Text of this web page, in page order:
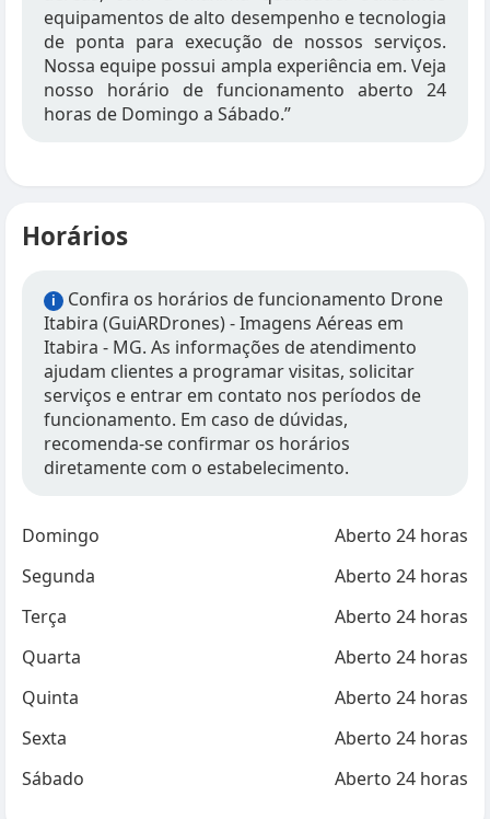
equipamentos de alto desempenho e tecnologia
de ponta para execução de nossos serviços.
Nossa equipe possui ampla experiência em. Veja
nosso horário de funcionamento aberto 24
horas de Domingo a Sábado.”
Horários
i
Confira os horários de funcionamento Drone
Itabira (GuiARDrones) - Imagens Aéreas em
Itabira - MG. As informações de atendimento
ajudam clientes a programar visitas, solicitar
serviços e entrar em contato nos períodos de
funcionamento. Em caso de dúvidas,
recomenda-se confirmar os horários
diretamente com o estabelecimento.
Domingo
Aberto 24 horas
Segunda
Aberto 24 horas
Terça
Aberto 24 horas
Quarta
Aberto 24 horas
Quinta
Aberto 24 horas
Sexta
Aberto 24 horas
Sábado
Aberto 24 horas